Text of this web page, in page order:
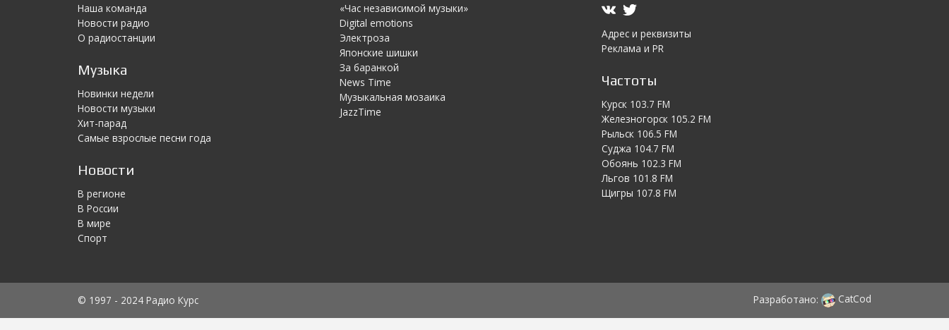
Наша команда
Новости радио
О радиостанции
Музыка
Новинки недели
Новости музыки
Хит-парад
Самые взрослые песни года
Новости
В регионе
В России
В мире
Спорт
«Час независимой музыки»
Digital emotions
Электроза
Японскиe шишки
За баранкой
News Time
Музыкальная мозаика
JazzTime
Адрес и реквизиты
Реклама и PR
Частоты
Курск 103.7 FM
Железногорск 105.2 FM
Рыльск 106.5 FM
Суджа 104.7 FM
Обоянь 102.3 FM
Льгов 101.8 FM
Щигры 107.8 FM
© 1997 - 2024 Радио Курс Разработано: CatCod